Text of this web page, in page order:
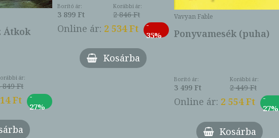
Átkok
ár:
849 Ft
Ft
-
27%
Borító ár:
3 899 Ft
Korábbi ár:
2 846 Ft
Online ár: 2 534 Ft
-
35%
Kosárba
Vavyan Fable
Ponyvamesék (puha)
Borító ár:
3 499 Ft
Korábbi ár:
2 449 Ft
Online ár: 2 554 Ft
-
27%
Kosárba